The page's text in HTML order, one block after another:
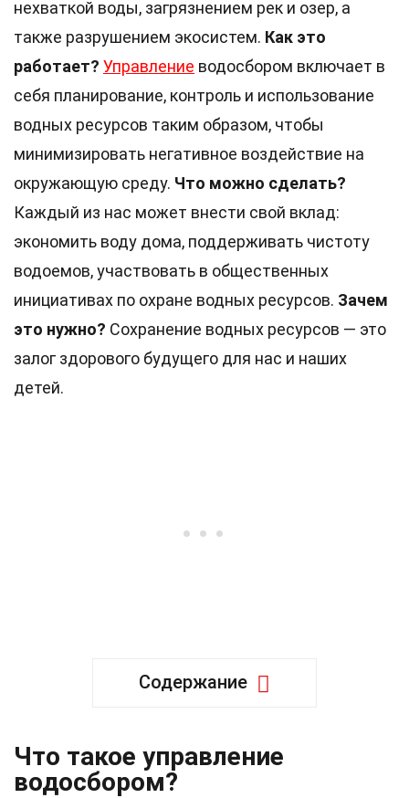
нехваткой воды, загрязнением рек и озер, а
также разрушением экосистем. Как это
работает? Управление водосбором включает в
себя планирование, контроль и использование
водных ресурсов таким образом, чтобы
минимизировать негативное воздействие на
окружающую среду. Что можно сделать?
Каждый из нас может внести свой вклад:
экономить воду дома, поддерживать чистоту
водоемов, участвовать в общественных
инициативах по охране водных ресурсов. Зачем
это нужно? Сохранение водных ресурсов — это
залог здорового будущего для нас и наших
детей.
Содержание
Что такое управление
водосбором?